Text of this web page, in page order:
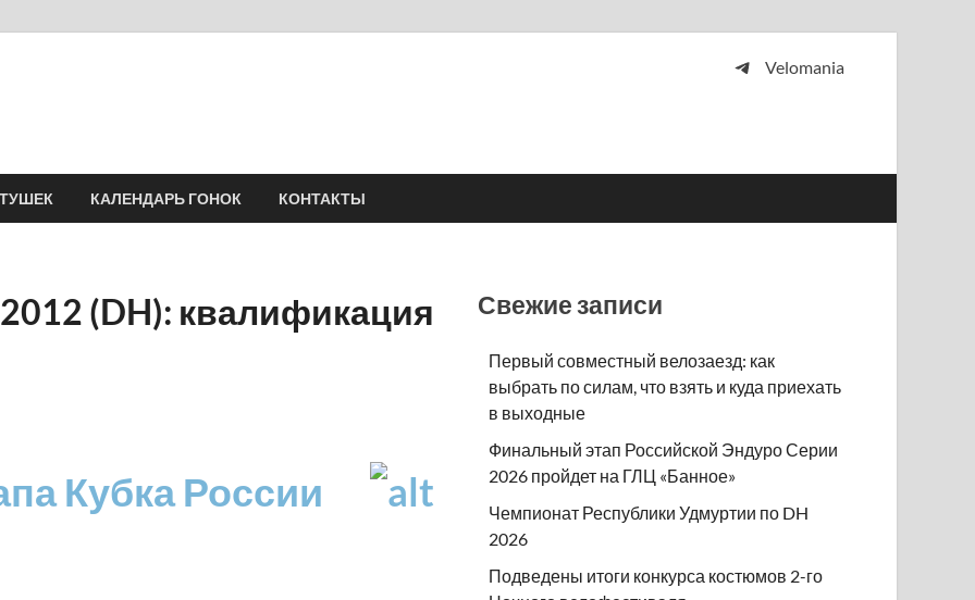
Velomania
КАЛЕНДАРЬ ГОНОК КОНТАКТЫ
(DH): квалификация
Кубка России
Свежие записи
Первый совместный велозаезд: как
выбрать по силам, что взять и куда приехать
в выходные
Финальный этап Российской Эндуро Серии
2026 пройдет на ГЛЦ «Банное»
Чемпионат Республики Удмуртии по DH
2026
Подведены итоги конкурса костюмов 2-го